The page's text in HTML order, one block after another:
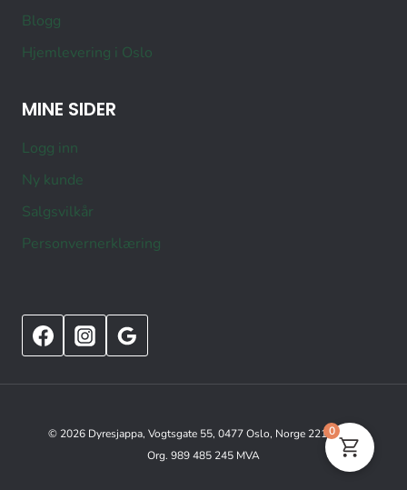
Blogg
Hjemlevering i Oslo
MINE SIDER
Logg inn
Ny kunde
Salgsvilkår
Personvernerklæring
© 2026 Dyresjappa, Vogtsgate 55, 0477 Oslo, Norge 22151515
Org. 989 485 245 MVA
0